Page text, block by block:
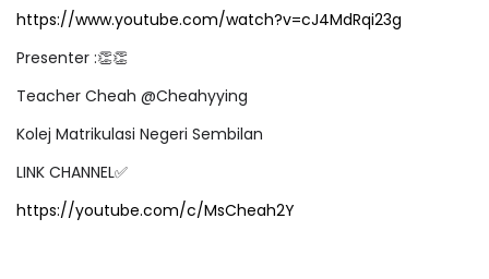
https://www.youtube.com/watch?v=cJ4MdRqi23g
Presenter :👏👏
Teacher Cheah @Cheahyying
Kolej Matrikulasi Negeri Sembilan
LINK CHANNEL✅
https://youtube.com/c/MsCheah2Y